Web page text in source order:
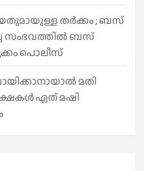
തർക്കം ; ബസ്
സംഭവത്തിൽ ബസ്
പൊലീസ്
മതി​
ഏത് മഷി